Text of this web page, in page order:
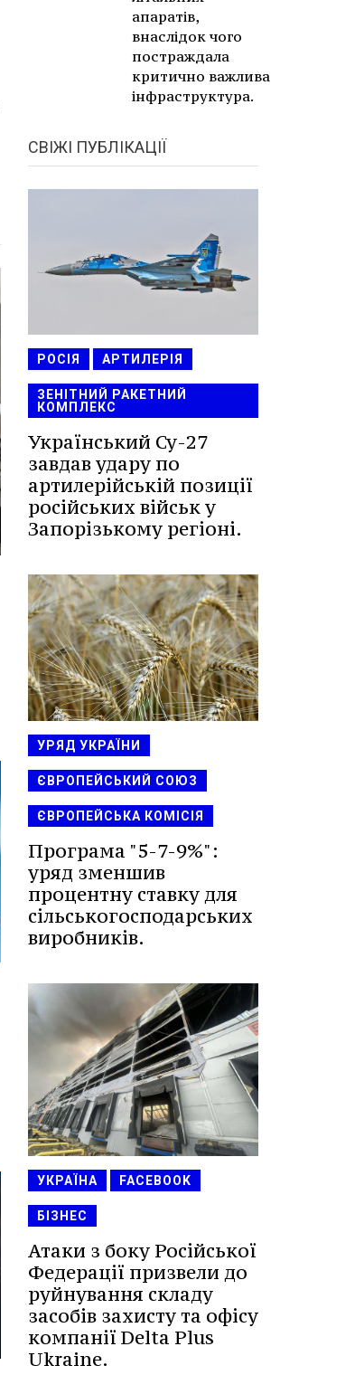
апаратів,
внаслідок чого
постраждала
критично важлива
інфраструктура.
СВІЖІ ПУБЛІКАЦІЇ
РОСІЯ АРТИЛЕРІЯ
ЗЕНІТНИЙ РАКЕТНИЙ
КОМПЛЕКС
Український Су-27
завдав удару по
артилерійській позиції
російських військ у
Запорізькому регіоні.
УРЯД УКРАЇНИ
ЄВРОПЕЙСЬКИЙ СОЮЗ
ЄВРОПЕЙСЬКА КОМІСІЯ
Програма "5-7-9%":
уряд зменшив
процентну ставку для
сільськогосподарських
виробників.
УКРАЇНА FACEBOOK
БІЗНЕС
Атаки з боку Російської
Федерації призвели до
руйнування складу
засобів захисту та офісу
компанії Delta Plus
Ukraine.